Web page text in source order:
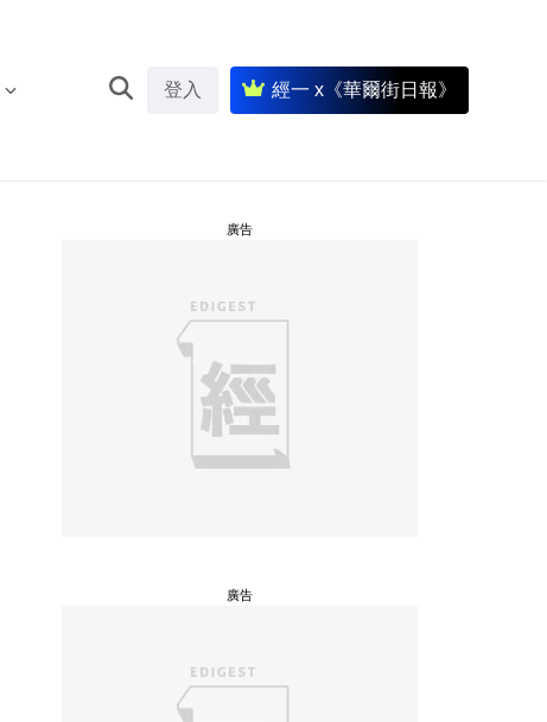
登入 經一 x《華爾街日報》
廣告
廣告